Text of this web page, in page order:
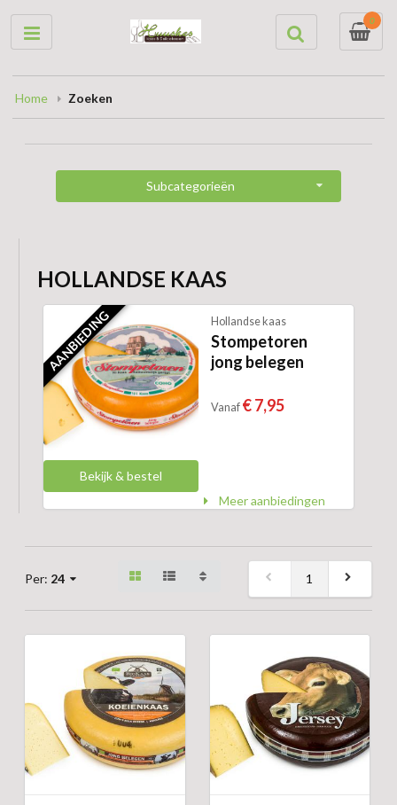
0
Home Zoeken
Subcategorieën
HOLLANDSE KAAS
AANBIEDING
Bekijk & bestel
Hollandse kaas
Stompetoren
jong belegen
Vanaf € 7,95
Meer aanbiedingen
Per: 24 1